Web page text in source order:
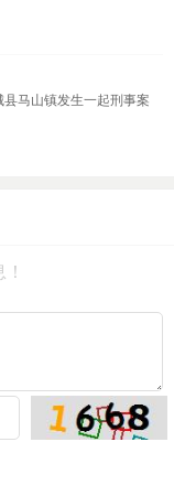
马山镇发生一起刑事案